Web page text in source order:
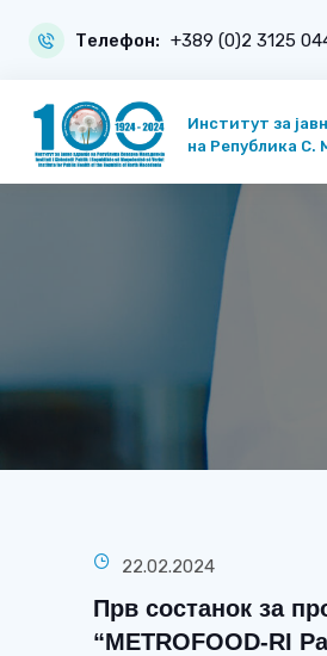
Телефон: +389 (0)2 3125
Институт за
на Република С.
22.02.2024
Прв состанок за
“METROFOOD-RI